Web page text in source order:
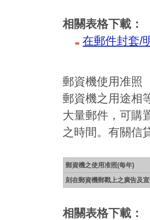
相關表格下載：
在郵件封套/
郵資機使用准照
郵資機之用途相
大量郵件，可購
之時間。有關信
郵資機之使用准照(每年)
刻在郵資機郵戳上之廣告及
相關表格下載：